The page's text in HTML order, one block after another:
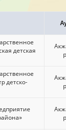
детская
детско-